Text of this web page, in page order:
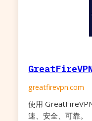
greatfirevpn.com
使用
速、安全、可靠。